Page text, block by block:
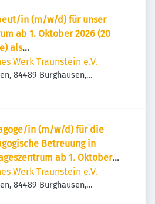
in (m/w/d) für unser
ab 1. Oktober 2026 (20
als
–
Werk Traunstein e.V.
84489 Burghausen,
in (m/w/d) für die
Betreuung in
ab 1. Oktober
Woche) – Burghausen
Werk Traunstein e.V.
84489 Burghausen,